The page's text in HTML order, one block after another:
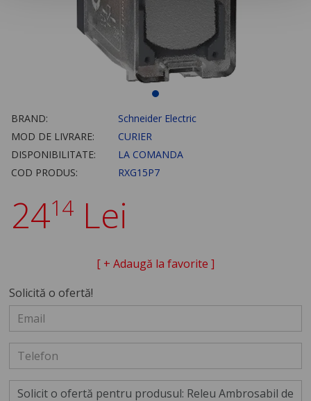
BRAND:
Schneider Electric
MOD DE LIVRARE:
CURIER
DISPONIBILITATE:
LA COMANDA
COD PRODUS:
RXG15P7
2414 Lei
[ + Adaugă la favorite ]
Solicită o ofertă!